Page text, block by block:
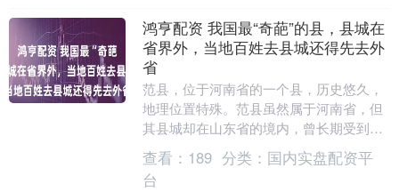
鸿亨配资 我国最“奇葩”的县，县城在
省界外，当地百姓去县城还得先去外
省
范县，位于河南省的一个县，历史悠久，
地理位置特殊。范县虽然属于河南省，但
其县城却在山东省的境内，曾长期受到双
重行政管辖的影响。这种独特的历史背景
让当地百姓的生活....
查看： 189 分类： 国内实盘配资平
台